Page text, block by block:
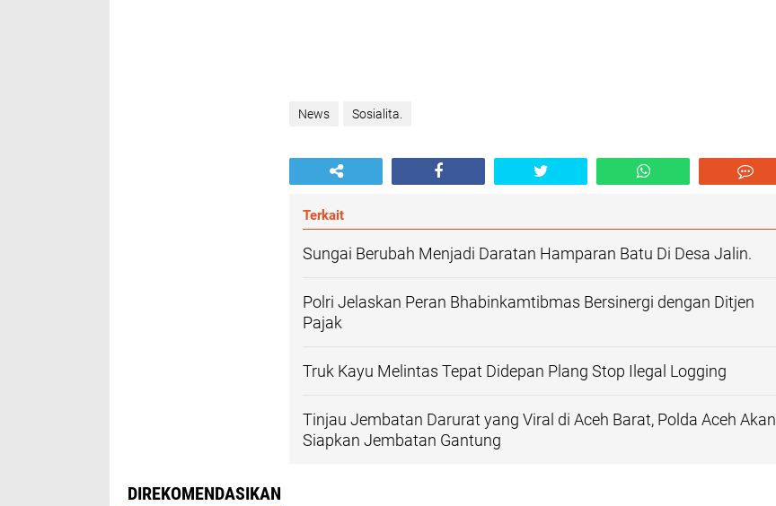
News Sosialita.
Terkait
Sungai Berubah Menjadi Daratan Hamparan Batu Di Desa Jalin.
Polri Jelaskan Peran Bhabinkamtibmas Bersinergi dengan Ditjen
Pajak
Truk Kayu Melintas Tepat Didepan Plang Stop Ilegal Logging
Tinjau Jembatan Darurat yang Viral di Aceh Barat, Polda Aceh Akan
Siapkan Jembatan Gantung
DIREKOMENDASIKAN